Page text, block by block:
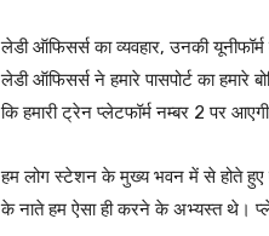
लेडी ऑफिसर्स का व्यवहार, उनकी
लेडी ऑफिसर्स ने हमारे पासपोर्ट का हमारे
कि हमारी ट्रेन प्लेटफॉर्म नम्बर 2 पर
हम लोग स्टेशन के मुख्य भवन में से होते हुए
के नाते हम ऐसा ही करने के अभ्यस्त थे।